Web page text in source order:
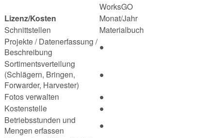
WorksGO
Lizenz/Kosten
Monat/Jahr
Schnittstellen
Materialbuch
Projekte / Datenerfassung /
Beschreibung
●
Sortimentsverteilung
(Schlägern, Bringen,
Forwarder, Harvester)
●
Fotos verwalten
●
Kostenstelle
●
Betriebsstunden und
Mengen erfassen
●